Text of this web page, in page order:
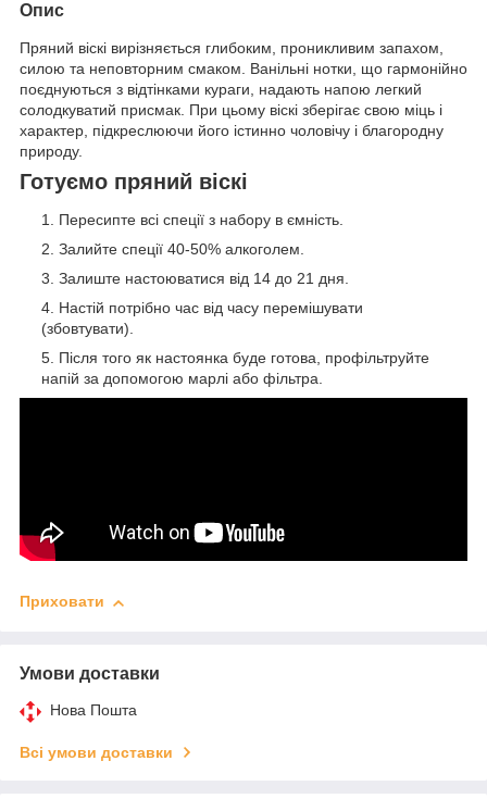
Опис
Пряний віскі вирізняється глибоким, проникливим запахом,
силою та неповторним смаком. Ванільні нотки, що гармонійно
поєднуються з відтінками кураги, надають напою легкий
солодкуватий присмак. При цьому віскі зберігає свою міць і
характер, підкреслюючи його істинно чоловічу і благородну
природу.
Готуємо пряний віскі
Пересипте всі спеції з набору в ємність.
Залийте спеції 40-50% алкоголем.
Залиште настоюватися від 14 до 21 дня.
Настій потрібно час від часу перемішувати
(збовтувати).
Після того як настоянка буде готова, профільтруйте
напій за допомогою марлі або фільтра.
Приховати
Умови доставки
Нова Пошта
Всі умови доставки